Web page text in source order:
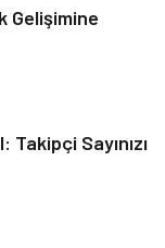
Gelişimine
Sayınızı